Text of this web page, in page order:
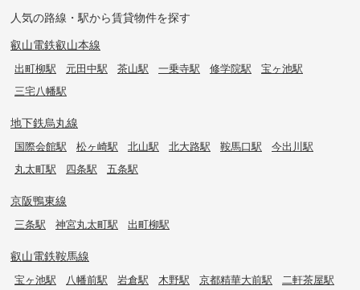
人気の路線・駅から賃貸物件を探す
叡山電鉄叡山本線
出町柳駅 元田中駅 茶山駅 一乗寺駅 修学院駅
宝ヶ池駅
三宅八幡駅
地下鉄烏丸線
国際会館駅 松ヶ崎駅 北山駅 北大路駅 鞍馬口駅
今出川駅
丸太町駅
四条駅 五条駅
京阪鴨東線
三条駅 神宮丸太町駅 出町柳駅
叡山電鉄鞍馬線
宝ヶ池駅 八幡前駅 岩倉駅 木野駅 京都精華大前駅
二軒茶屋駅